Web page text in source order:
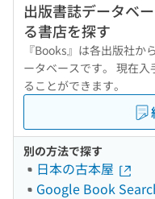
出版書誌データベ
る書店を探す
『Books』は各出版社か
ータベースです。 現在
ることができます。
別の方法で探す
日本の古本屋
Google Book